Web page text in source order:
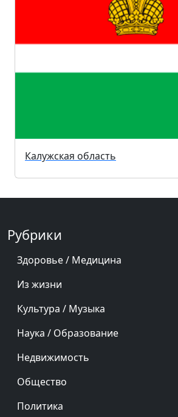
Калужская область
Рубрики
Здоровье / Медицина
Из жизни
Культура / Музыка
Наука / Образование
Недвижимость
Общество
Политика